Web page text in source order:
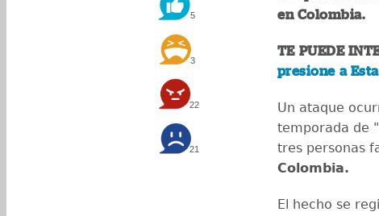
5
3
22
21
en Colombia.
TE PUEDE
presione a
Un ataque
temporada de
tres personas
Colombia.
El hecho se